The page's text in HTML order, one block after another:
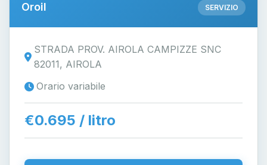
Oroil SERVIZIO
STRADA PROV. AIROLA CAMPIZZE SNC
82011, AIROLA
Orario variabile
€0.695 / litro